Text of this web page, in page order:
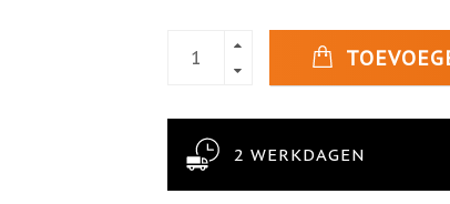
2 WERKDAGEN